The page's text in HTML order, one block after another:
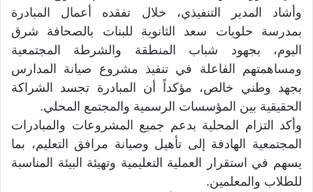
وأشاد المدير التنفيذي، خلال تفقده أعمال المبادرة
بمدرسة حلويات سعد الثانوية للبنات بالصحافة شرق
اليوم، بجهود شباب المنطقة والشرطة المجتمعية
ومساهمتهم الفاعلة في تنفيذ مشروع صيانة المدارس
بجهد وطني خالص، مؤكداً أن المبادرة تجسد الشراكة
الحقيقية بين المؤسسات الرسمية والمجتمع المحلي.
وأكد التزام المحلية بدعم جميع المشروعات والمبادرات
المجتمعية الهادفة إلى تأهيل وصيانة مرافق التعليم، بما
يسهم في استقرار العملية التعليمية وتهيئة البيئة المناسبة
للطلاب والمعلمين.